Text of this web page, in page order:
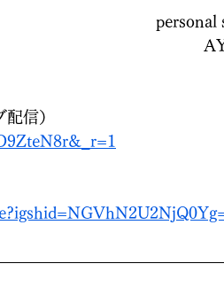
信）